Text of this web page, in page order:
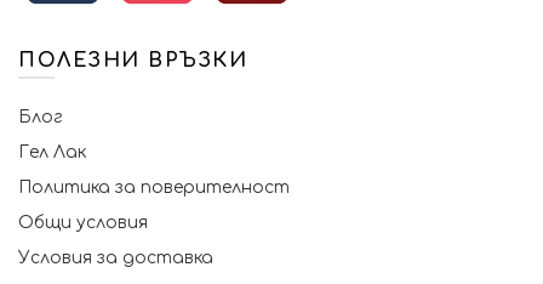
ПОЛЕЗНИ ВРЪЗКИ
Блог
Гел Лак
Политика за поверителност
Общи условия
Условия за доставка